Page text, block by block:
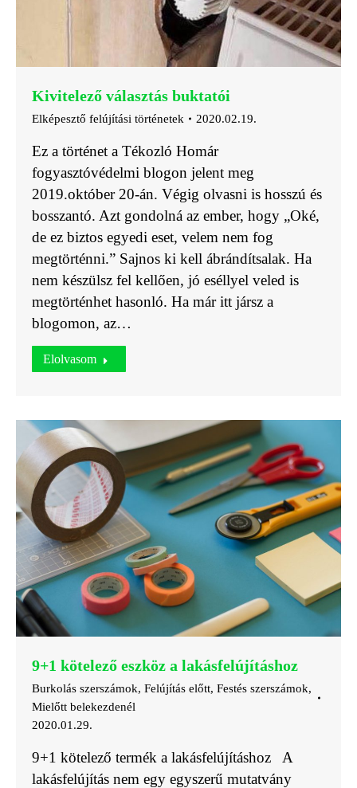
Kivitelező választás buktatói
Elképesztő felújítási történetek 2020.02.19.
Ez a történet a Tékozló Homár
fogyasztóvédelmi blogon jelent meg
2019.október 20-án. Végig olvasni is hosszú és
bosszantó. Azt gondolná az ember, hogy „Oké,
de ez biztos egyedi eset, velem nem fog
megtörténni.” Sajnos ki kell ábrándítsalak. Ha
nem készülsz fel kellően, jó eséllyel veled is
megtörténhet hasonló. Ha már itt jársz a
blogomon, az…
Elolvasom
9+1 kötelező eszköz a lakásfelújításhoz
Burkolás szerszámok, Felújítás előtt, Festés szerszámok,
Mielőtt belekezdenél
2020.01.29.
9+1 kötelező termék a lakásfelújításhoz A
lakásfelújítás nem egy egyszerű mutatvány